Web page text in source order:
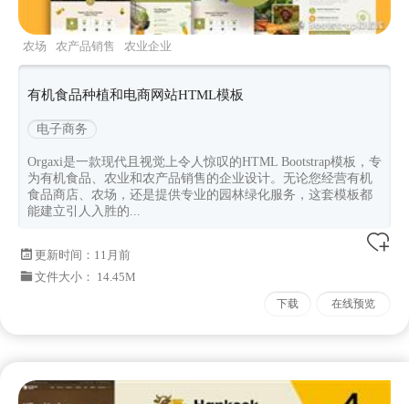
农场 农产品销售
农业企业
有机食品种植和电商网站HTML模板
电子商务
Orgaxi是一款现代且视觉上令人惊叹的HTML Bootstrap模板，专
为有机食品、农业和农产品销售的企业设计。无论您经营有机
食品商店、农场，还是提供专业的园林绿化服务，这套模板都
能建立引人入胜的...
更新时间： 11月前
文件大小： 14.45M
下载 在线预览